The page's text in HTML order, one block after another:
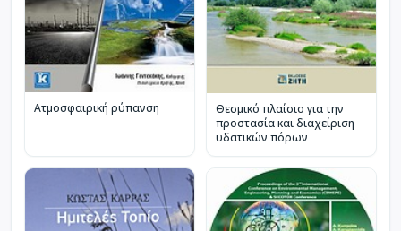
Ατμοσφαιρική ρύπανση
Θεσμικό πλαίσιο για την
προστασία και διαχείριση
υδατικών πόρων